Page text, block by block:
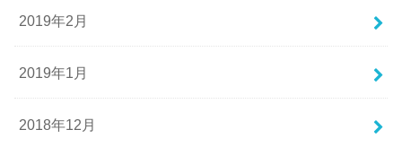
2019年2月
2019年1月
2018年12月